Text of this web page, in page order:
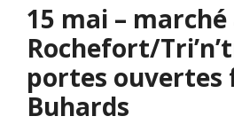
15 mai – marché
Rochefort/
portes ouvertes
Buhards